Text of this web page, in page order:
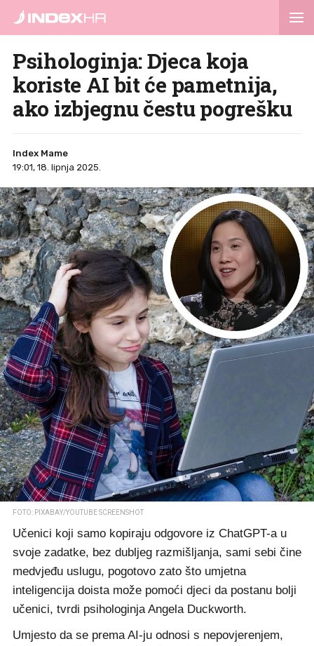
Psihologinja: Djeca koja
koriste AI bit će pametnija,
ako izbjegnu čestu pogrešku
Index Mame
19:01, 18. lipnja 2025.
FOTO: PIXABAY/YOUTUBE SCREENSHOT
Učenici koji samo kopiraju odgovore iz ChatGPT-a u
svoje zadatke, bez dubljeg razmišljanja, sami sebi čine
medvjeđu uslugu, pogotovo zato što umjetna
inteligencija doista može pomoći djeci da postanu bolji
učenici, tvrdi psihologinja Angela Duckworth.
Umjesto da se prema AI-ju odnosi s nepovjerenjem,